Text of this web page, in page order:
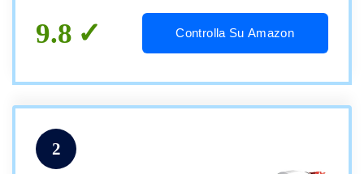
9.8 Controlla Su Amazon
2